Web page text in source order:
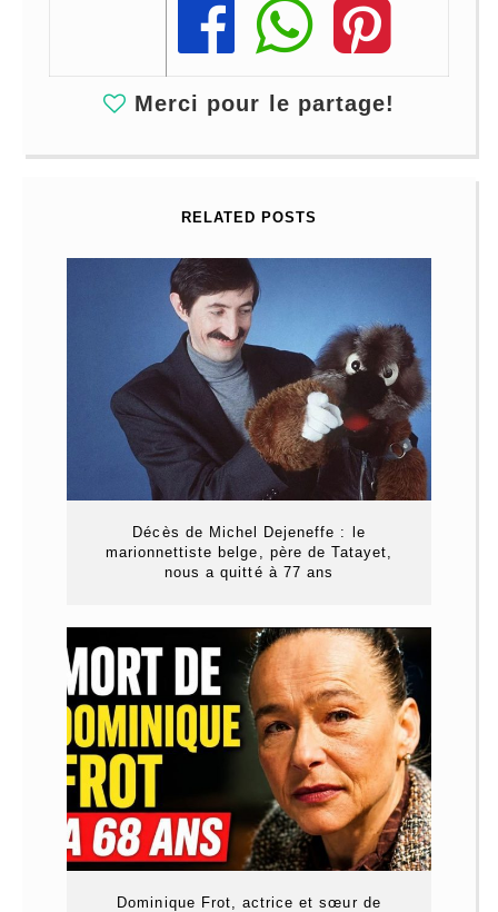
Share
Share
Share
Merci pour le partage!
RELATED POSTS
Décès de Michel Dejeneffe : le
marionnettiste belge, père de Tatayet,
nous a quitté à 77 ans
Dominique Frot, actrice et sœur de